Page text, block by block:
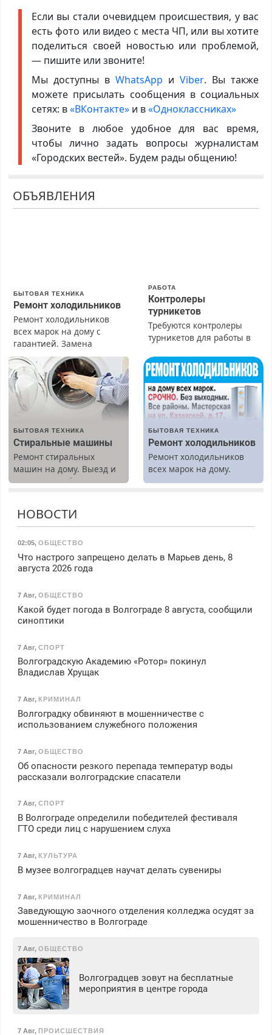
Если вы стали очевидцем происшествия, у вас
есть фото или видео с места ЧП, или вы хотите
поделиться своей новостью или проблемой,
— пишите или звоните!
Мы доступны в WhatsApp иViber. Вы также
можете присылать сообщения в социальных
сетях: в«ВКонтакте»и в«Одноклассниках»
Звоните в любое удобное для вас время,
чтобы лично задать вопросы журналистам
«Городских вестей». Будем рады общению!
ОБЪЯВЛЕНИЯ
БЫТОВАЯ ТЕХНИКА
Ремонт холодильников
Ремонт холодильников
всех марок на дому с
гарантией. Замена
резины. Качественно.
Недорого. Без выходных.
Все районы. Скидка.
Вызов бесплатный.
РАБОТА
Контролеры
турникетов
Требуются контролеры
турникетов для работы в
(мужчины, женщины).
Прием по ТК РФ. График
работы любой.
Бесплатное проживание.
З/п – до 96000 рублей до
Ежемесячно
выплачивается денежная
премия. Возможно
бесплатное обучение,
получение документов,
БЫТОВАЯ ТЕХНИКА
Стиральные машины
Ремонт стиральных
машин на дому. Выезд и
диагностика бесплатно.
БЫТОВАЯ ТЕХНИКА
Ремонт холодильников
Ремонт холодильников
всех марок на дому.
НОВОСТИ
02:05, ОБЩЕСТВО
Что настрого запрещено делать в Марьев день, 8
августа 2026 года
7 Авг, ОБЩЕСТВО
Какой будет погода в Волгограде 8 августа, сообщили
синоптики
7 Авг, СПОРТ
Волгоградскую Академию «Ротор» покинул
Владислав Хрущак
7 Авг, КРИМИНАЛ
Волгоградку обвиняют в мошенничестве с
использованием служебного положения
7 Авг, ОБЩЕСТВО
Об опасности резкого перепада температур воды
рассказали волгоградские спасатели
7 Авг, СПОРТ
В Волгограде определили победителей фестиваля
ГТО среди лиц с нарушением слуха
7 Авг, КУЛЬТУРА
В музее волгоградцев научат делать сувениры
7 Авг, КРИМИНАЛ
Заведующую заочного отделения колледжа осудят за
мошенничество в Волгограде
7 Авг, ОБЩЕСТВО
Волгоградцев зовут на бесплатные
мероприятия в центре города
7 Авг, ПРОИСШЕСТВИЯ